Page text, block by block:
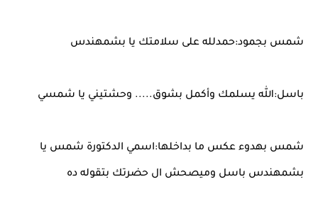
شمس بجمود:حمدلله على سلامتك يا بشمهندس
باسل:الله يسلمك وأكمل بشوق..... وحشتيني يا شمسي
شمس بهدوء عكس ما بداخلها:اسمي الدكتورة شمس يا
بشمهندس باسل وميصحش ال حضرتك بتقوله ده